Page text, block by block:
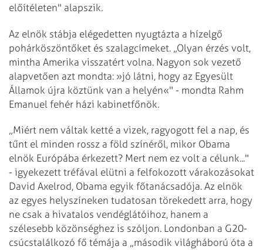
előítéleten" alapszik.
Az elnök stábja elégedetten nyugtázta a hízelgő
pohárköszöntőket és szalagcímeket. „Olyan érzés volt,
mintha Amerika visszatért volna. Nagyon sok vezető
alapvetően azt mondta: »jó látni, hogy az Egyesült
Államok újra köztünk van a helyén«" - mondta Rahm
Emanuel fehér házi kabinetfőnök.
„Miért nem váltak ketté a vizek, ragyogott fel a nap, és
tűnt el minden rossz a föld színéről, mikor Obama
elnök Európába érkezett? Mert nem ez volt a célunk..."
- igyekezett tréfával elütni a felfokozott várakozásokat
David Axelrod, Obama egyik főtanácsadója. Az elnök
az egyes helyszíneken tudatosan törekedett arra, hogy
ne csak a hivatalos vendéglátóihoz, hanem a
szélesebb közönséghez is szóljon. Londonban a G20-
csúcstalálkozó fő témája a „második világháború óta a